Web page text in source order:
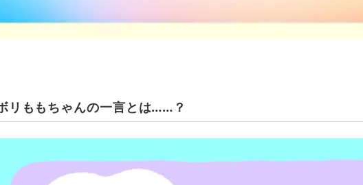
リももちゃんの一言とは……？